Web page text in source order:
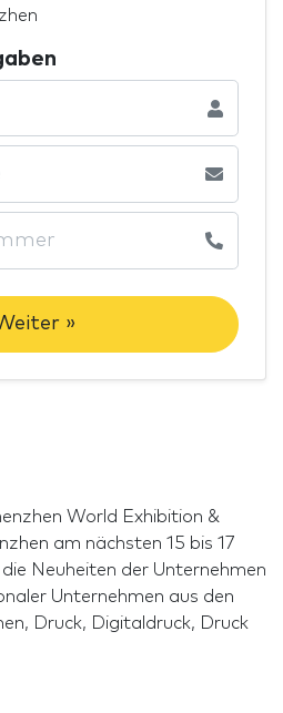
»
World Exhibition &
am nächsten 15 bis 17
Neuheiten der Unternehmen
Unternehmen aus den
Druck, Digitaldruck, Druck